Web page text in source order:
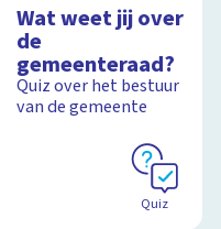
schoolplaat over de
Nederlandse politiek
en democratie
Schoolplaat
Wat weet jij over
de
gemeenteraad?
Quiz over het bestuur
van de gemeente
Quiz